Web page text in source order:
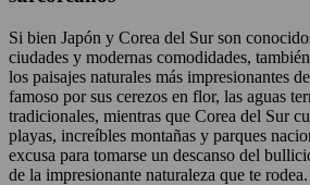
Si bien Japón y Corea del Sur son
ciudades y modernas comodidades,
los paisajes naturales más impresionantes
famoso por sus cerezos en flor, las aguas
tradicionales, mientras que Corea del Sur
playas, increíbles montañas y parques
excusa para tomarse un descanso del
de la impresionante naturaleza que te rodea.